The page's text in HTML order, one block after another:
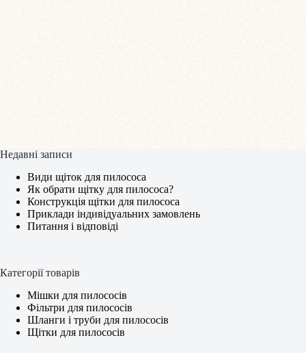
Недавні записи
Види щіток для пилососа
Як обрати щітку для пилососа?
Конструкція щітки для пилососа
Приклади індивідуальних замовлень
Питання і відповіді
Категорії товарів
Мішки для пилососів
Фільтри для пилососів
Шланги і труби для пилососів
Щітки для пилососів